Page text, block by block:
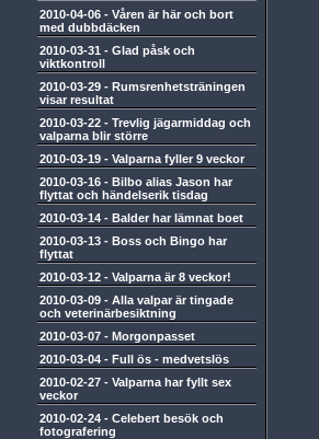
2010-04-06 - Våren är här och bort
med dubbdäcken
2010-03-31 - Glad påsk och
viktkontroll
2010-03-29 - Rumsrenhetsträningen
visar resultat
2010-03-22 - Trevlig jägarmiddag och
valparna blir större
2010-03-19 - Valparna fyller 9 veckor
2010-03-16 - Bilbo alias Jason har
flyttat och händelserik tisdag
2010-03-14 - Balder har lämnat boet
2010-03-13 - Boss och Bingo har
flyttat
2010-03-12 - Valparna är 8 veckor!
2010-03-09 - Alla valpar är tingade
och veterinärbesiktning
2010-03-07 - Morgonpasset
2010-03-04 - Full ös - medvetslös
2010-02-27 - Valparna har fyllt sex
veckor
2010-02-24 - Celebert besök och
fotografering